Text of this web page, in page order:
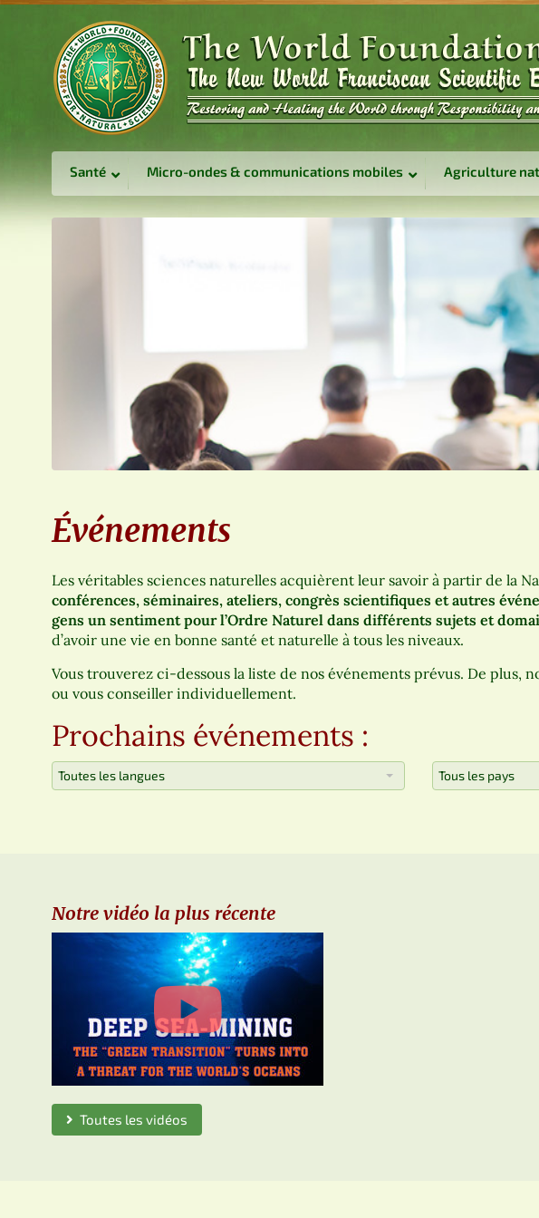
Santé Micro-ondes & communications mobiles Agriculture
Événements
Les véritables sciences naturelles acquièrent leur savoir à partir de la
conférences, séminaires, ateliers, congrès scientifiques et autres
gens un sentiment pour l’Ordre Naturel dans différents sujets et
d’avoir une vie en bonne santé et naturelle à tous les niveaux.
Vous trouverez ci-dessous la liste de nos événements prévus. De
ou vous conseiller individuellement.
Prochains événements :
Toutes les langues Tous les pays
Notre vidéo la plus récente
Toutes les vidéos